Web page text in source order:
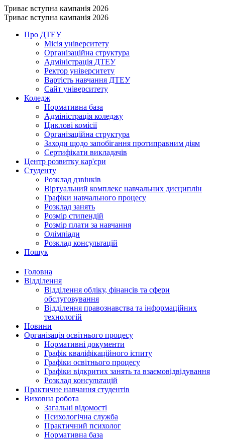
Триває вступна кампанія 2026
Триває вступна кампанія 2026
Про ДТЕУ
Місія університету
Організаційна структура
Адміністрація ДТЕУ
Ректор університету
Вартість навчання ДТЕУ
Сайт університету
Коледж
Нормативна база
Адміністрація коледжу
Циклові комісії
Організаційна структура
Заходи щодо запобігання протиправним діям
Сертифікати викладачів
Центр розвитку кар'єри
Студенту
Розклад дзвінків
Віртуальний комплекс навчальних дисциплін
Графіки навчального процесу
Розклад занять
Розмір стипендій
Розмір плати за навчання
Олімпіади
Розклад консультацій
Пошук
Головна
Відділення
Відділення обліку, фінансів та сфери
обслуговування
Відділення правознавства та інформаційних
технологій
Новини
Організація освітнього процесу
Нормативні документи
Графік кваліфікаційного іспиту
Графіки освітнього процесу
Графіки відкритих занять та взаємовідвідування
Розклад консультацій
Практичне навчання студентів
Виховна робота
Загальні відомості
Психологічна служба
Практичний психолог
Нормативна база